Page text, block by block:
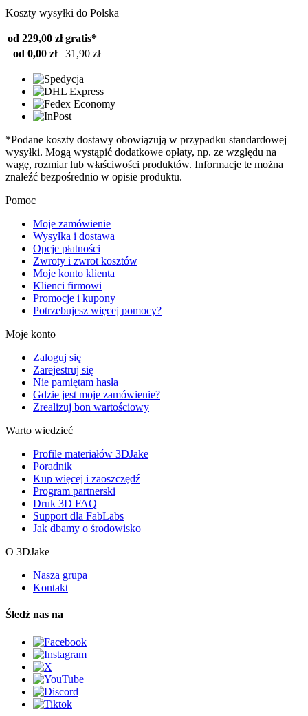
Koszty wysyłki do Polska
od 229,00 zł gratis*
od 0,00 zł
31,90 zł
*Podane koszty dostawy obowiązują w przypadku standardowej
wysyłki. Mogą wystąpić dodatkowe opłaty, np. ze względu na
wagę, rozmiar lub właściwości produktów. Informacje te można
znaleźć bezpośrednio w opisie produktu.
Pomoc
Moje zamówienie
Wysyłka i dostawa
Opcje płatności
Zwroty i zwrot kosztów
Moje konto klienta
Klienci firmowi
Promocje i kupony
Potrzebujesz więcej pomocy?
Moje konto
Zaloguj się
Zarejestruj się
Nie pamiętam hasła
Gdzie jest moje zamówienie?
Zrealizuj bon wartościowy
Warto wiedzieć
Profile materiałów 3DJake
Poradnik
Kup więcej i zaoszczędź
Program partnerski
Druk 3D FAQ
Support dla FabLabs
Jak dbamy o środowisko
O 3DJake
Nasza grupa
Kontakt
Śledź nas na